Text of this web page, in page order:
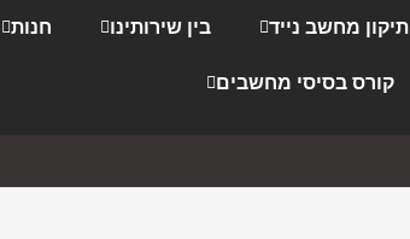
תיקון מחשב נייד בין שירותינו חנות
קורס בסיסי מחשבים